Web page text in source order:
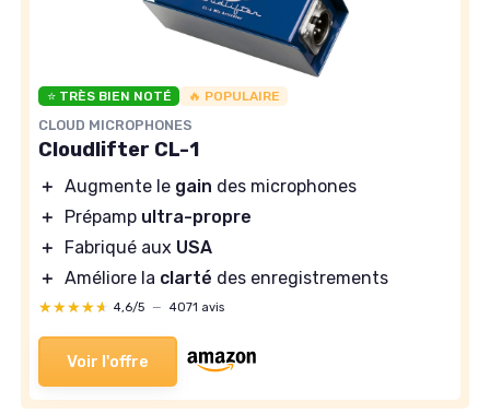
⭐ TRÈS BIEN NOTÉ 🔥 POPULAIRE
CLOUD MICROPHONES
Cloudlifter CL-1
＋ Augmente le gain des microphones
＋
Prépamp ultra-propre
＋
Fabriqué aux USA
＋ Améliore la clarté des enregistrements
★★★★★
★★★★★ 4,6/5 — 4071 avis
Voir l'offre